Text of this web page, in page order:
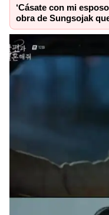
‘Cásate con mi
obra de Sungsojak